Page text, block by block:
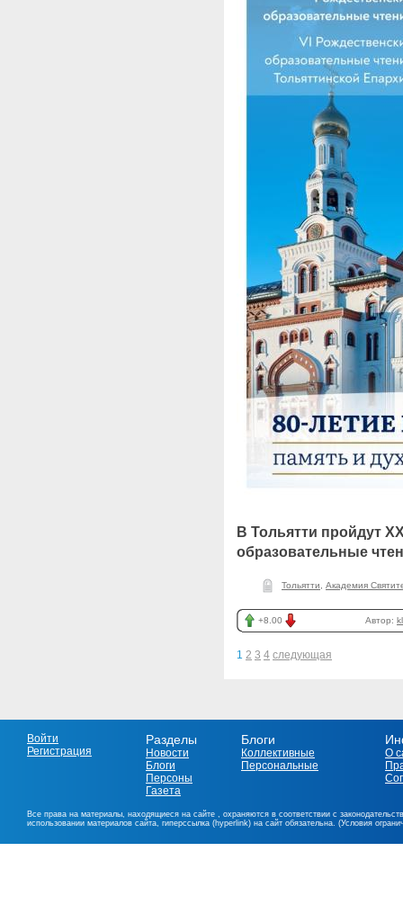
В Тольятти пройдут
образовательные
Тольятти Академия
+8.00 Автор:
1 2 3 4 следующая
Войти
Регистрация
Разделы
Новости
Блоги
Персоны
Газета
Блоги
Коллективные
Персональные
О
Все права на материалы, находящиеся на сайте , охраняются в соответствии с
использовании материалов сайта, гиперссылка (hyperlink) на сайт обязательна. (Условия